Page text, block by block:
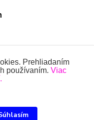
Prehliadaním
používaním. Viac